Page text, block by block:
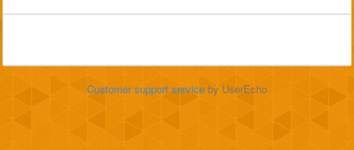
Customer support service by UserEcho